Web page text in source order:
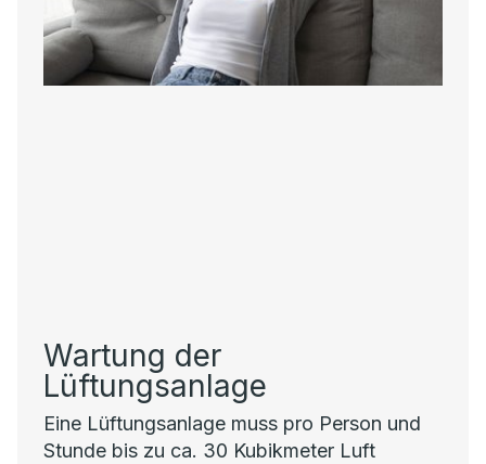
Wartung der
Lüftungsanlage
Eine Lüftungsanlage muss pro Person und
Stunde bis zu ca. 30 Kubikmeter Luft